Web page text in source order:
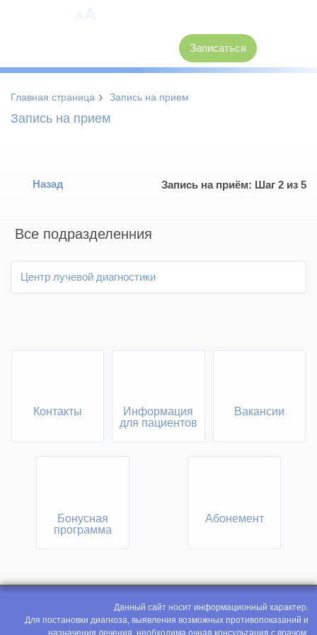
Записаться
Главная страница › Запись на прием
Запись на прием
Назад Запись на приём: Шаг 2 из 5
Все подразделенния
Центр лучевой диагностики
Контакты
Информация
для пациентов
Вакансии
Бонусная
программа
Абонемент
Данный сайт носит информационный характер.
Для постановки диагноза, выявления возможных противопоказаний и